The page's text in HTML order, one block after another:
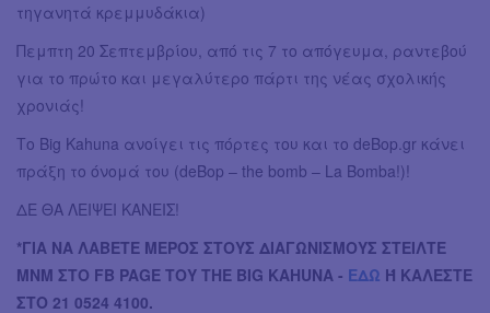
τηγανητά κρεμμυδάκια)
Πεμπτη 20 Σεπτεμβρίου, από τις 7 το απόγευμα, ραντεβού
για το πρώτο και μεγαλύτερο πάρτι της νέας σχολικής
χρονιάς!
Το Big Kahuna ανοίγει τις πόρτες του και το deBop.gr κάνει
πράξη το όνομά του (deBop – the bomb – La Bomba!)!
ΔΕ ΘΑ ΛΕΙΨΕΙ ΚΑΝΕΙΣ!
*ΓΙΑ ΝΑ ΛΑΒΕΤΕ ΜΕΡΟΣ ΣΤΟΥΣ ΔΙΑΓΩΝΙΣΜΟΥΣ ΣΤΕΙΛΤΕ
ΜΝΜ ΣΤΟ FB PAGE ΤΟΥ THE BIG KAHUNA - ΕΔΩ Ή ΚΑΛΕΣΤΕ
ΣΤΟ 21 0524 4100.